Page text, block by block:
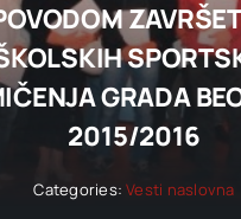
GRADA
2015/2016
Categories:Vesti naslovna